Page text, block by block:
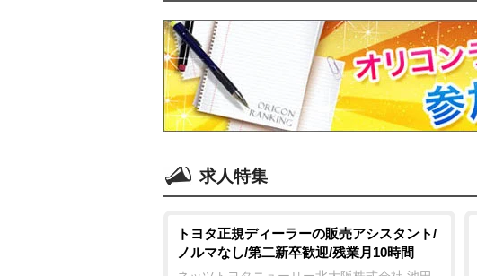
求人特集
トヨタ正規ディーラーの販売アシスタント/
ノルマなし/第二新卒歓迎/残業月10時間